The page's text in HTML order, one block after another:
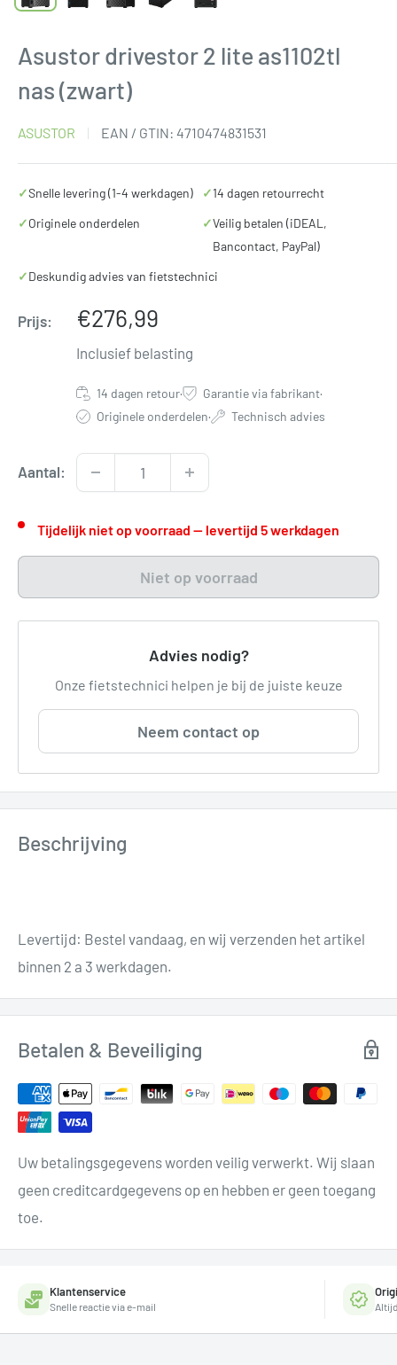
Asustor drivestor 2 lite as1102tl
nas (zwart)
ASUSTOR EAN / GTIN: 4710474831531
✓Snelle levering (1-4 werkdagen) ✓14 dagen retourrecht
✓Originele onderdelen ✓Veilig betalen (iDEAL,
Bancontact, PayPal)
✓Deskundig advies van fietstechnici
Prijs: Verkoopprijs
€276,99
Inclusief belasting
14 dagen retour· Garantie via fabrikant·
Originele onderdelen· Technisch advies
Aantal:
Tijdelijk niet op voorraad — levertijd 5 werkdagen
Niet op voorraad
Advies nodig?
Onze fietstechnici helpen je bij de juiste keuze
Neem contact op
Beschrijving
Levertijd: Bestel vandaag, en wij verzenden het artikel
binnen 2 a 3 werkdagen.
Betalen & Beveiliging
Uw betalingsgegevens worden veilig verwerkt. Wij slaan
geen creditcardgegevens op en hebben er geen toegang
toe.
Klantenservice
Snelle reactie via e-mail